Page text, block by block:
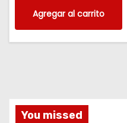
Agregar al carrito
You missed